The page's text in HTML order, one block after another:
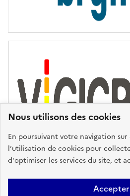
Nous utilisons des cookies
En poursuivant votre navigation
l’utilisation de cookies pour
d'optimiser les services du site, et
Accepter
Plan du site Accessibilité :